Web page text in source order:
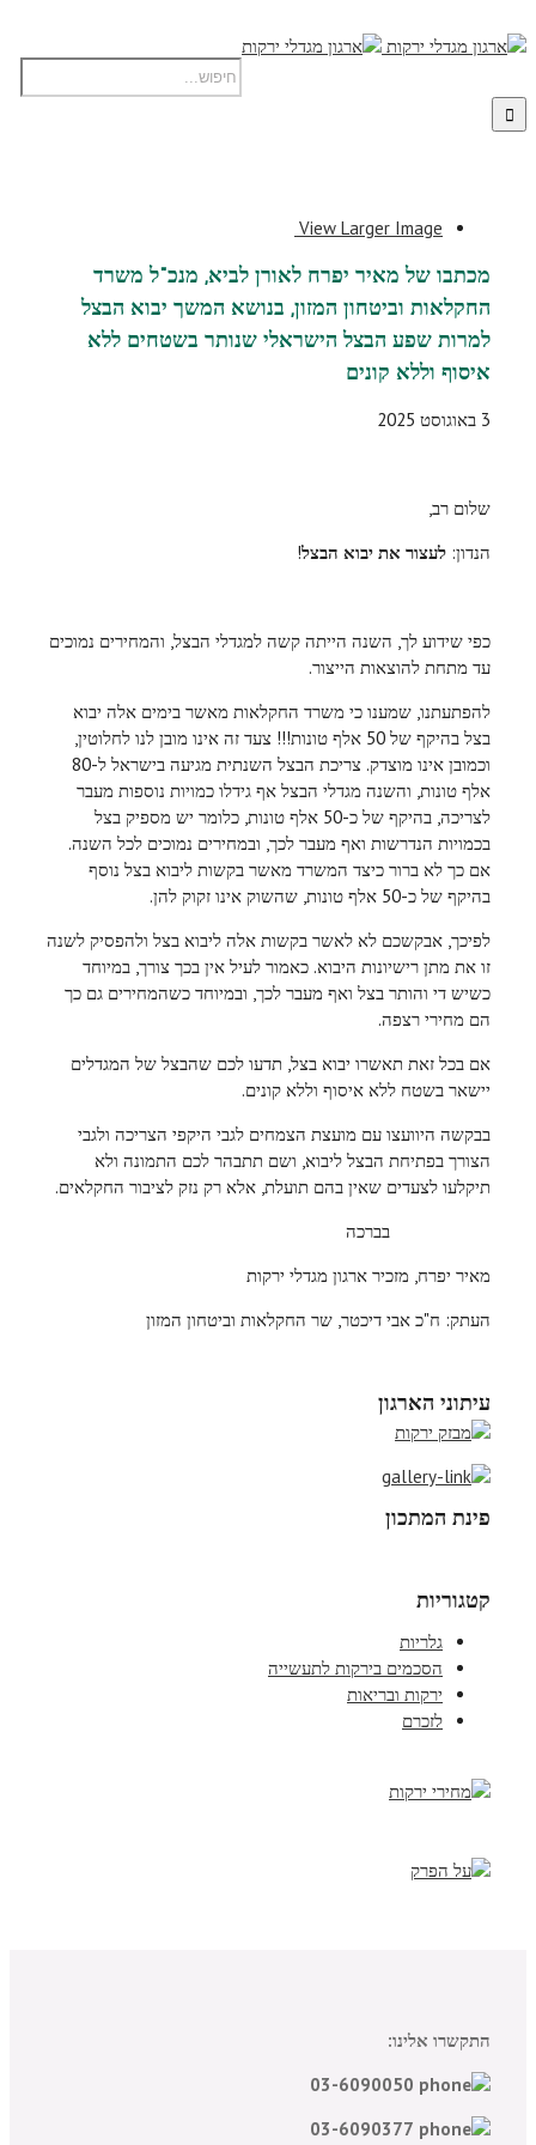
View Larger Image
מכתבו של מאיר יפרח לאורן לביא, מנכ"ל משרד
החקלאות וביטחון המזון, בנושא המשך יבוא הבצל
למרות שפע הבצל הישראלי שנותר בשטחים ללא
איסוף וללא קונים
3 באוגוסט 2025
שלום רב,
הנדון: לעצור את יבוא הבצל!
כפי שידוע לך, השנה הייתה קשה למגדלי הבצל, והמחירים נמוכים
עד מתחת להוצאות הייצור.
להפתעתנו, שמענו כי משרד החקלאות מאשר בימים אלה יבוא
בצל בהיקף של 50 אלף טונות!!! צעד זה אינו מובן לנו לחלוטין,
וכמובן אינו מוצדק. צריכת הבצל השנתית מגיעה בישראל ל-80
אלף טונות, והשנה מגדלי הבצל אף גידלו כמויות נוספות מעבר
לצריכה, בהיקף של כ-50 אלף טונות, כלומר יש מספיק בצל
בכמויות הנדרשות ואף מעבר לכך, ובמחירים נמוכים לכל השנה.
אם כך לא ברור כיצד המשרד מאשר בקשות ליבוא בצל נוסף
בהיקף של כ-50 אלף טונות, שהשוק אינו זקוק להן.
לפיכך, אבקשכם לא לאשר בקשות אלה ליבוא בצל ולהפסיק לשנה
זו את מתן רישיונות היבוא. כאמור לעיל אין בכך צורך, במיוחד
כשיש די והותר בצל ואף מעבר לכך, ובמיוחד כשהמחירים גם כך
הם מחירי רצפה.
אם בכל זאת תאשרו יבוא בצל, תדעו לכם שהבצל של המגדלים
יישאר בשטח ללא איסוף וללא קונים.
בבקשה היוועצו עם מועצת הצמחים לגבי היקפי הצריכה ולגבי
הצורך בפתיחת הבצל ליבוא, ושם תתבהר לכם התמונה ולא
תיקלעו לצעדים שאין בהם תועלת, אלא רק נזק לציבור החקלאים.
בברכה
מאיר יפרח, מזכיר ארגון מגדלי ירקות
העתק: ח"כ אבי דיכטר, שר החקלאות וביטחון המזון
עיתוני הארגון
פינת המתכון
קטגוריות
גלריות
הסכמים בירקות לתעשייה
ירקות ובריאות
לזכרם
התקשרו אלינו: